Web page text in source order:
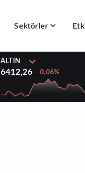
Sektörler
ALTIN
6412,26 -0,06%